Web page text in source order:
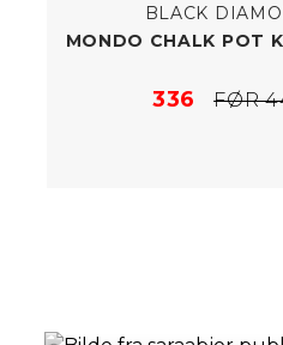
BLACK
MONDO CHALK POT
336 FØR